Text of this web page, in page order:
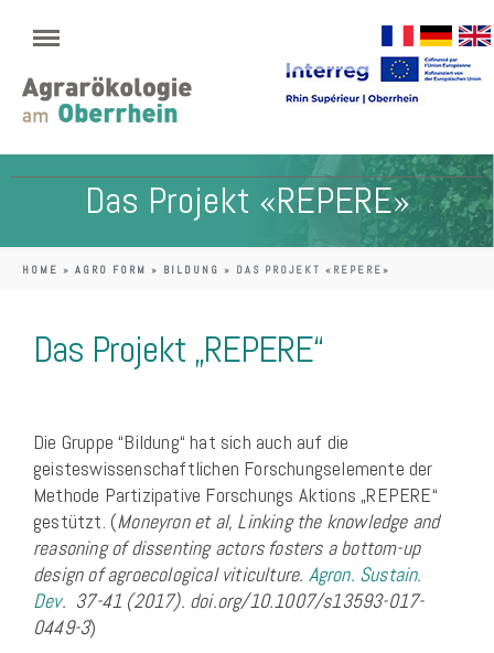
Das Projekt «REPERE»
HOME » AGRO FORM » BILDUNG » DAS PROJEKT «REPERE»
Das Projekt „REPERE“
Die Gruppe “Bildung“ hat sich auch auf die
geisteswissenschaftlichen Forschungselemente der
Methode Partizipative Forschungs Aktions „REPERE“
gestützt. (Moneyron et al, Linking the knowledge and
reasoning of dissenting actors fosters a bottom-up
design of agroecological viticulture. Agron. Sustain.
Dev. 37-41 (2017). doi.org/10.1007/s13593-017-
0449-3)